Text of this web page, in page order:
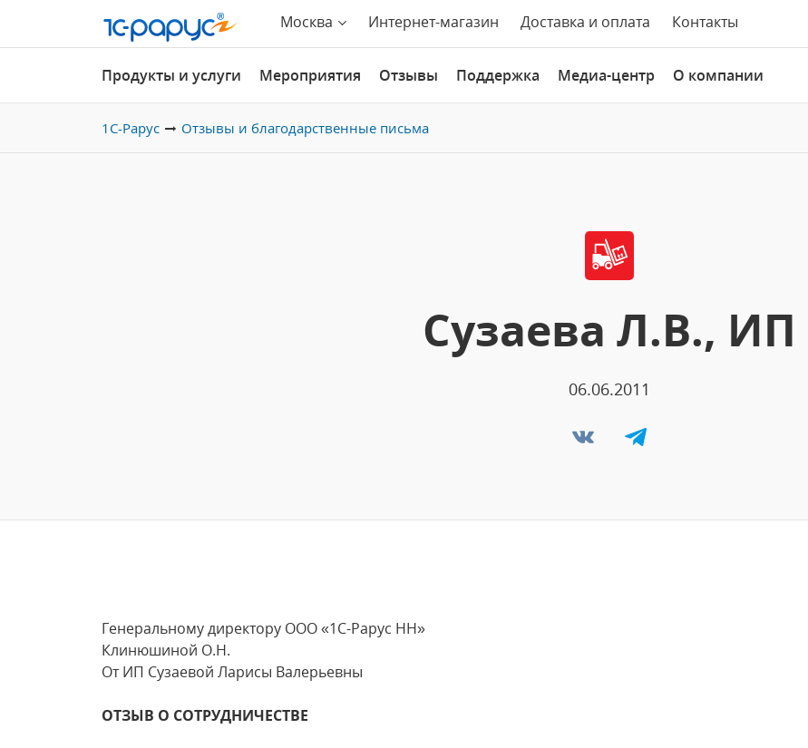
Москва Интернет-магазин Доставка и оплата Контакты
Продукты и услуги Мероприятия Отзывы Поддержка Медиа-центр О компании
1С-Рарус Отзывы и благодарственные письма
Сузаева Л.В., ИП
06.06.2011
Генеральному директору ООО «1С-Рарус НН»
Клинюшиной О.Н.
От ИП Сузаевой Ларисы Валерьевны
ОТЗЫВ О СОТРУДНИЧЕСТВЕ